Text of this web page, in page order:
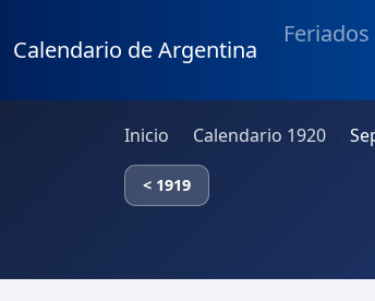
Calendario de Argentina
Feriados
Inicio Calendario 1920
< 1919